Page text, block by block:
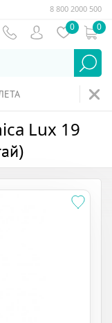
8 800 2000 500
0 0
Lux 19